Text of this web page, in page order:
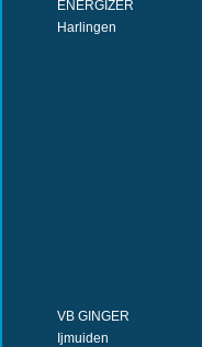
ENERGIZER
Harlingen
VB GINGER
Ijmuiden